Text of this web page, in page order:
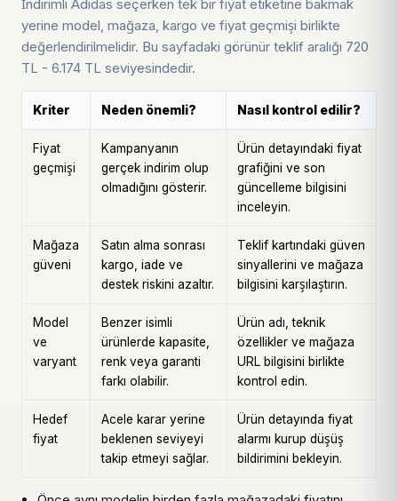
İndirimli Adidas seçerken tek bir fiyat etiketine bakmak
yerine model, mağaza, kargo ve fiyat geçmişi birlikte
değerlendirilmelidir. Bu sayfadaki görünür teklif aralığı 720
TL - 6.174 TL seviyesindedir.
Kriter Neden önemli? Nasıl kontrol edilir?
Fiyat
geçmişi
Kampanyanın
gerçek indirim olup
olmadığını gösterir.
Ürün detayındaki fiyat
grafiğini ve son
güncelleme bilgisini
inceleyin.
Mağaza
güveni
Satın alma sonrası
kargo, iade ve
destek riskini azaltır.
Teklif kartındaki güven
sinyallerini ve mağaza
bilgisini karşılaştırın.
Model
ve
varyant
Benzer isimli
ürünlerde kapasite,
renk veya garanti
farkı olabilir.
Ürün adı, teknik
özellikler ve mağaza
URL bilgisini birlikte
kontrol edin.
Hedef
fiyat
Acele karar yerine
beklenen seviyeyi
takip etmeyi sağlar.
Ürün detayında fiyat
alarmı kurup düşüş
bildirimini bekleyin.